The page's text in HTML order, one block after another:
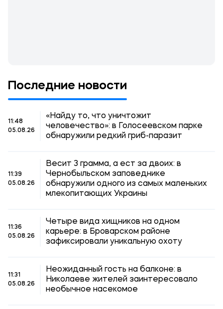
Последние новости
11:48
05.08.26
«Найду то, что уничтожит
человечество»: в Голосеевском парке
обнаружили редкий гриб-паразит
11:39
05.08.26
Весит 3 грамма, а ест за двоих: в
Чернобыльском заповеднике
обнаружили одного из самых маленьких
млекопитающих Украины
11:36
05.08.26
Четыре вида хищников на одном
карьере: в Броварском районе
зафиксировали уникальную охоту
11:31
05.08.26
Неожиданный гость на балконе: в
Николаеве жителей заинтересовало
необычное насекомое